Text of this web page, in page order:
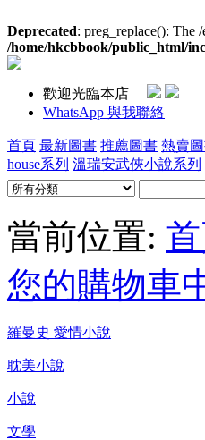
Deprecated: preg_replace(): The
/home/hkcbbook/public_html/
歡迎光臨本店
WhatsApp 與我聯絡
首頁 最新圖書 推薦圖書 熱賣
house系列 溫瑞安武俠小說系列
當前位置:
您的購物車
羅曼史 愛情小說
耽美小說
小說
文學